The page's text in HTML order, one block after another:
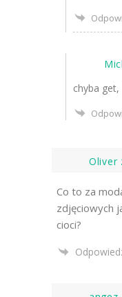
chyba
Oliver
Co to za
zdjęciowych
cioci?